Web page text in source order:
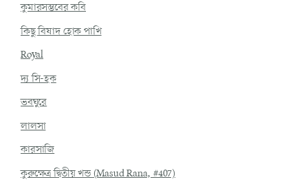
কুমারসম্ভবের কবি
কিছু বিষাদ হোক পাখি
Royal
দ্য সি-হক
ভবঘুরে
লালসা
কারসাজি
কুরুক্ষেত্র দ্বিতীয় খন্ড (Masud Rana, #407)